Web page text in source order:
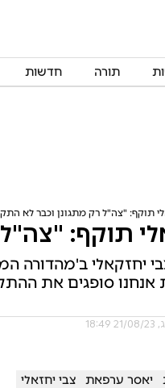
תורה חדשות
תוקף: "צה"ל רק מתגונן וכבר לא
תוקף:
יחזקאלי ב'מהדורה
אנחנו סופגים את
יאסר ערפאת צבי יחזאלי